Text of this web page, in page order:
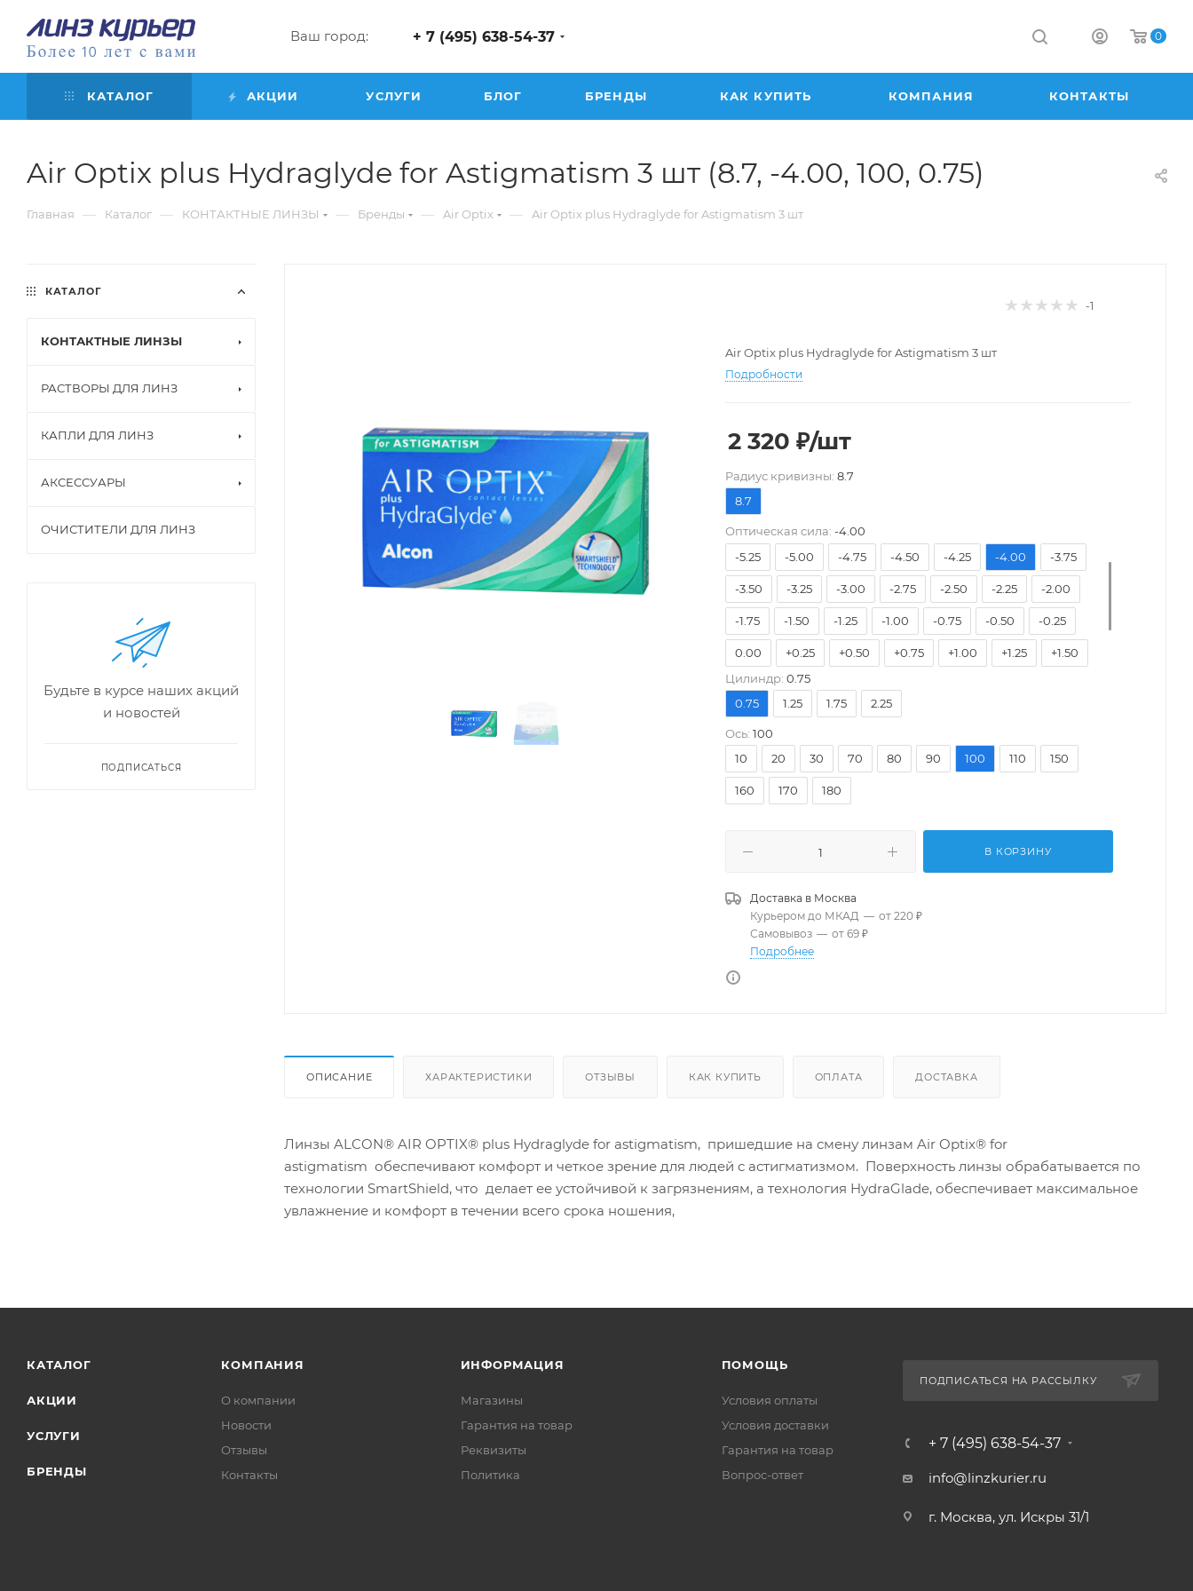
Ваш город: + 7 (495) 638-54-37 0
КАТАЛОГ АКЦИИ УСЛУГИ БЛОГ БРЕНДЫ КАК КУПИТЬ КОМПАНИЯ КОНТАКТЫ
Air Optix plus Hydraglyde for Astigmatism 3 шт (8.7, -4.00, 100, 0.75)
Главная — Каталог — КОНТАКТНЫЕ ЛИНЗЫ — Бренды — Air Optix — Air Optix plus Hydraglyde for Astigmatism 3 шт
-1
Air Optix plus Hydraglyde for Astigmatism 3 шт
Подробности
2 320 ₽/шт
Pадиус кривизны: 8.7
8.7
Оптическая сила: -4.00
-7.00
-5.25 -5.00 -4.75 -4.50 -4.25 -4.00 -3.75
-3.50 -3.25 -3.00 -2.75 -2.50 -2.25 -2.00
-1.75 -1.50 -1.25 -1.00 -0.75 -0.50 -0.25
0.00 +0.25 +0.50 +0.75 +1.00 +1.25 +1.50
+1.75 +2.00
+3.50 +3.75 +4.00
Цилиндр: 0.75
0.75
1.25 1.75 2.25
Ось: 100
10
20 30 70 80 90 100 110 150
160 170 180
В КОРЗИНУ
Доставка в Москва
Курьером до МКАД — от 220 ₽
Самовывоз — от 69 ₽
Подробнее
ОПИСАНИЕ ХАРАКТЕРИСТИКИ ОТЗЫВЫ КАК КУПИТЬ ОПЛАТА ДОСТАВКА
Линзы ALCON® AIR OPTIX® plus Hydraglyde for astigmatism, пришедшие на смену линзам Air Optix® for
astigmatism обеспечивают комфорт и четкое зрение для людей с астигматизмом. Поверхность линзы обрабатывается по
технологии SmartShield, что делает ее устойчивой к загрязнениям, а технология HydraGlade, обеспечивает максимальное
увлажнение и комфорт в течении всего срока ношения,
КАТАЛОГ
КОНТАКТНЫЕ ЛИНЗЫ
РАСТВОРЫ ДЛЯ ЛИНЗ
КАПЛИ ДЛЯ ЛИНЗ
АКСЕССУАРЫ
ОЧИСТИТЕЛИ ДЛЯ ЛИНЗ
Будьте в курсе наших акций
и новостей
ПОДПИСАТЬСЯ
КАТАЛОГ
АКЦИИ
УСЛУГИ
БРЕНДЫ
КОМПАНИЯ
О компании
Новости
Отзывы
Контакты
ИНФОРМАЦИЯ
Магазины
Гарантия на товар
Реквизиты
Политика
ПОМОЩЬ
Условия оплаты
Условия доставки
Гарантия на товар
Вопрос-ответ
ПОДПИСАТЬСЯ НА РАССЫЛКУ
+ 7 (495) 638-54-37
info@linzkurier.ru
г. Москва, ул. Искры 31/1